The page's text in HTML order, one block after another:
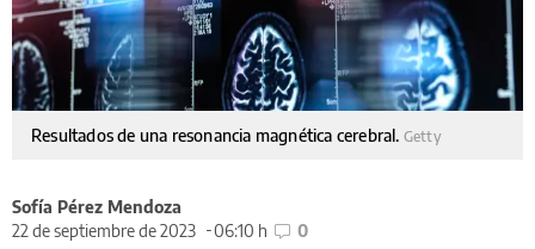
Resultados de una resonancia magnética cerebral. Getty
Sofía Pérez Mendoza
22 de septiembre de 2023
06:10 h 0